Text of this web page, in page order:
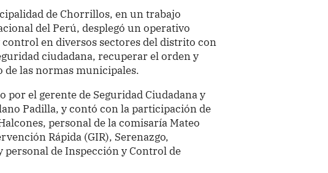
de Chorrillos, en un trabajo
del Perú, desplegó un operativo
en diversos sectores del distrito con
ciudadana, recuperar el orden y
las normas municipales.
por el gerente de Seguridad Ciudadana y
Padilla, y contó con la participación de
personal de la comisaría Mateo
Rápida (GIR), Serenazgo,
de Inspección y Control de